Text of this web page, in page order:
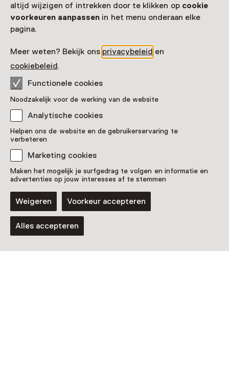
altijd wijzigen of intrekken door te klikken op cookie
voorkeuren aanpassen in het menu onderaan elke
pagina.
Meer weten? Bekijk ons privacybeleid en
cookiebeleid.
Functionele cookies
Noodzakelijk voor de werking van de website
Analytische cookies
Helpen ons de website en de gebruikerservaring te
verbeteren
Marketing cookies
Maken het mogelijk je surfgedrag te volgen en informatie en
advertenties op jouw interesses af te stemmen
Weigeren Voorkeur accepteren
Alles accepteren
Zien & doen in Vleeshal
Tuan Andrew Nguyen – The
Unburied Sounds of a Troubled
Horizon
Van 13:00 tot 17:00 vanaf 4 oktober t/m
13 december
Nog meer ontdekken